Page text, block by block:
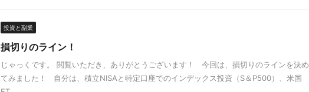
投資と副業
損切りのライン！
じゃっくです。 閲覧いただき、ありがとうございます！ 今回は、損切りのラインを決め
てみました！ 自分は、積立NISAと特定口座でのインデックス投資（S＆P500）、米国